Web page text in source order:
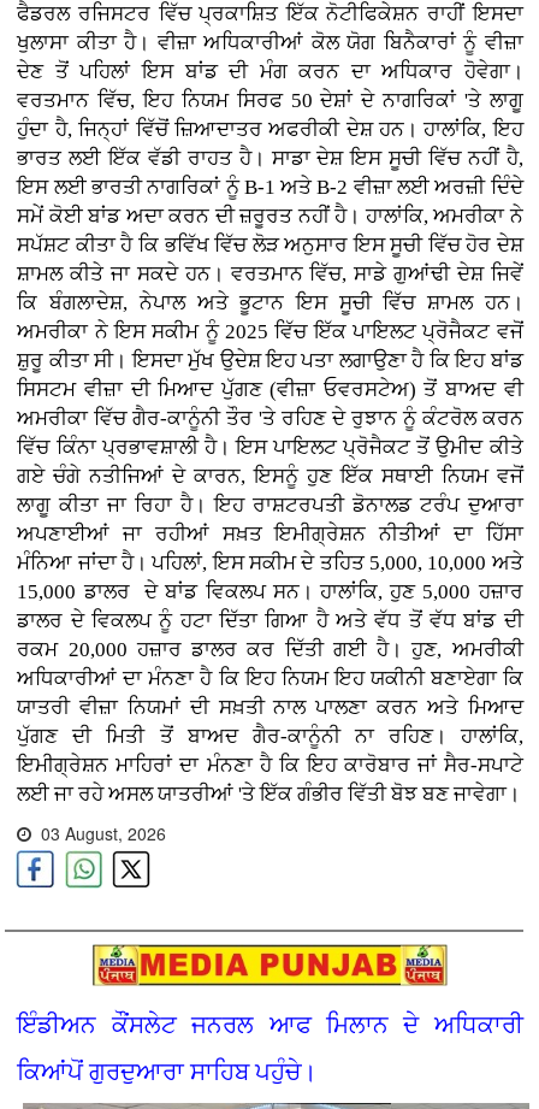
ਫੈਡਰਲ ਰਜਿਸਟਰ ਵਿੱਚ ਪ੍ਰਕਾਸ਼ਿਤ ਇੱਕ ਨੋਟੀਫਿਕੇਸ਼ਨ ਰਾਹੀਂ ਇਸਦਾ
ਖੁਲਾਸਾ ਕੀਤਾ ਹੈ। ਵੀਜ਼ਾ ਅਧਿਕਾਰੀਆਂ ਕੋਲ ਯੋਗ ਬਿਨੈਕਾਰਾਂ ਨੂੰ ਵੀਜ਼ਾ
ਦੇਣ ਤੋਂ ਪਹਿਲਾਂ ਇਸ ਬਾਂਡ ਦੀ ਮੰਗ ਕਰਨ ਦਾ ਅਧਿਕਾਰ ਹੋਵੇਗਾ।
ਵਰਤਮਾਨ ਵਿੱਚ, ਇਹ ਨਿਯਮ ਸਿਰਫ 50 ਦੇਸ਼ਾਂ ਦੇ ਨਾਗਰਿਕਾਂ 'ਤੇ ਲਾਗੂ
ਹੁੰਦਾ ਹੈ, ਜਿਨ੍ਹਾਂ ਵਿੱਚੋਂ ਜ਼ਿਆਦਾਤਰ ਅਫਰੀਕੀ ਦੇਸ਼ ਹਨ। ਹਾਲਾਂਕਿ, ਇਹ
ਭਾਰਤ ਲਈ ਇੱਕ ਵੱਡੀ ਰਾਹਤ ਹੈ। ਸਾਡਾ ਦੇਸ਼ ਇਸ ਸੂਚੀ ਵਿੱਚ ਨਹੀਂ ਹੈ,
ਇਸ ਲਈ ਭਾਰਤੀ ਨਾਗਰਿਕਾਂ ਨੂੰ B-1 ਅਤੇ B-2 ਵੀਜ਼ਾ ਲਈ ਅਰਜ਼ੀ ਦਿੰਦੇ
ਸਮੇਂ ਕੋਈ ਬਾਂਡ ਅਦਾ ਕਰਨ ਦੀ ਜ਼ਰੂਰਤ ਨਹੀਂ ਹੈ। ਹਾਲਾਂਕਿ, ਅਮਰੀਕਾ ਨੇ
ਸਪੱਸ਼ਟ ਕੀਤਾ ਹੈ ਕਿ ਭਵਿੱਖ ਵਿੱਚ ਲੋੜ ਅਨੁਸਾਰ ਇਸ ਸੂਚੀ ਵਿੱਚ ਹੋਰ ਦੇਸ਼
ਸ਼ਾਮਲ ਕੀਤੇ ਜਾ ਸਕਦੇ ਹਨ। ਵਰਤਮਾਨ ਵਿੱਚ, ਸਾਡੇ ਗੁਆਂਢੀ ਦੇਸ਼ ਜਿਵੇਂ
ਕਿ ਬੰਗਲਾਦੇਸ਼, ਨੇਪਾਲ ਅਤੇ ਭੂਟਾਨ ਇਸ ਸੂਚੀ ਵਿੱਚ ਸ਼ਾਮਲ ਹਨ।
ਅਮਰੀਕਾ ਨੇ ਇਸ ਸਕੀਮ ਨੂੰ 2025 ਵਿੱਚ ਇੱਕ ਪਾਇਲਟ ਪ੍ਰੋਜੈਕਟ ਵਜੋਂ
ਸ਼ੁਰੂ ਕੀਤਾ ਸੀ। ਇਸਦਾ ਮੁੱਖ ਉਦੇਸ਼ ਇਹ ਪਤਾ ਲਗਾਉਣਾ ਹੈ ਕਿ ਇਹ ਬਾਂਡ
ਸਿਸਟਮ ਵੀਜ਼ਾ ਦੀ ਮਿਆਦ ਪੁੱਗਣ (ਵੀਜ਼ਾ ਓਵਰਸਟੇਅ) ਤੋਂ ਬਾਅਦ ਵੀ
ਅਮਰੀਕਾ ਵਿੱਚ ਗੈਰ-ਕਾਨੂੰਨੀ ਤੌਰ 'ਤੇ ਰਹਿਣ ਦੇ ਰੁਝਾਨ ਨੂੰ ਕੰਟਰੋਲ ਕਰਨ
ਵਿੱਚ ਕਿੰਨਾ ਪ੍ਰਭਾਵਸ਼ਾਲੀ ਹੈ। ਇਸ ਪਾਇਲਟ ਪ੍ਰੋਜੈਕਟ ਤੋਂ ਉਮੀਦ ਕੀਤੇ
ਗਏ ਚੰਗੇ ਨਤੀਜਿਆਂ ਦੇ ਕਾਰਨ, ਇਸਨੂੰ ਹੁਣ ਇੱਕ ਸਥਾਈ ਨਿਯਮ ਵਜੋਂ
ਲਾਗੂ ਕੀਤਾ ਜਾ ਰਿਹਾ ਹੈ। ਇਹ ਰਾਸ਼ਟਰਪਤੀ ਡੋਨਾਲਡ ਟਰੰਪ ਦੁਆਰਾ
ਅਪਣਾਈਆਂ ਜਾ ਰਹੀਆਂ ਸਖ਼ਤ ਇਮੀਗ੍ਰੇਸ਼ਨ ਨੀਤੀਆਂ ਦਾ ਹਿੱਸਾ
ਮੰਨਿਆ ਜਾਂਦਾ ਹੈ। ਪਹਿਲਾਂ, ਇਸ ਸਕੀਮ ਦੇ ਤਹਿਤ 5,000, 10,000 ਅਤੇ
15,000 ਡਾਲਰ ਦੇ ਬਾਂਡ ਵਿਕਲਪ ਸਨ। ਹਾਲਾਂਕਿ, ਹੁਣ 5,000 ਹਜ਼ਾਰ
ਡਾਲਰ ਦੇ ਵਿਕਲਪ ਨੂੰ ਹਟਾ ਦਿੱਤਾ ਗਿਆ ਹੈ ਅਤੇ ਵੱਧ ਤੋਂ ਵੱਧ ਬਾਂਡ ਦੀ
ਰਕਮ 20,000 ਹਜ਼ਾਰ ਡਾਲਰ ਕਰ ਦਿੱਤੀ ਗਈ ਹੈ। ਹੁਣ, ਅਮਰੀਕੀ
ਅਧਿਕਾਰੀਆਂ ਦਾ ਮੰਨਣਾ ਹੈ ਕਿ ਇਹ ਨਿਯਮ ਇਹ ਯਕੀਨੀ ਬਣਾਏਗਾ ਕਿ
ਯਾਤਰੀ ਵੀਜ਼ਾ ਨਿਯਮਾਂ ਦੀ ਸਖ਼ਤੀ ਨਾਲ ਪਾਲਣਾ ਕਰਨ ਅਤੇ ਮਿਆਦ
ਪੁੱਗਣ ਦੀ ਮਿਤੀ ਤੋਂ ਬਾਅਦ ਗੈਰ-ਕਾਨੂੰਨੀ ਨਾ ਰਹਿਣ। ਹਾਲਾਂਕਿ,
ਇਮੀਗ੍ਰੇਸ਼ਨ ਮਾਹਿਰਾਂ ਦਾ ਮੰਨਣਾ ਹੈ ਕਿ ਇਹ ਕਾਰੋਬਾਰ ਜਾਂ ਸੈਰ-ਸਪਾਟੇ
ਲਈ ਜਾ ਰਹੇ ਅਸਲ ਯਾਤਰੀਆਂ 'ਤੇ ਇੱਕ ਗੰਭੀਰ ਵਿੱਤੀ ਬੋਝ ਬਣ ਜਾਵੇਗਾ।
03 August, 2026
ਇੰਡੀਅਨ ਕੌਂਸਲੇਟ ਜਨਰਲ ਆਫ ਮਿਲਾਨ ਦੇ ਅਧਿਕਾਰੀ
ਕਿਆਂਪੋਂ ਗੁਰਦੁਆਰਾ ਸਾਹਿਬ ਪਹੁੰਚੇ।